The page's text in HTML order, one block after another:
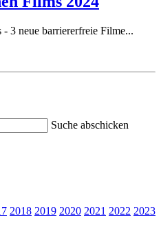
3 neue barriererfreie Filme...
Suche abschicken
2018 2019 2020 2021 2022 2023